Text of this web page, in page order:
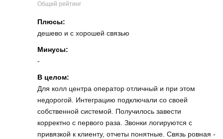
Общий рейтинг
Плюсы:
дешево и с хорошей связью
Минусы:
-
В целом:
Для колл центра оператор отличный и при этом
недорогой. Интеграцию подключали со своей
собственной системой. Получилось завести
корректно с первого раза. Звонки логируются с
привязкой к клиенту, отчеты понятные. Связь ровная -